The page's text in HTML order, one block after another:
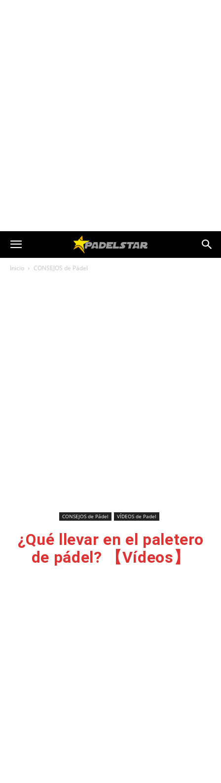
Inicio CONSEJOS de Pádel
CONSEJOS de Pádel VÍDEOS de Padel
¿Qué llevar en el paletero
de pádel? 【Vídeos】